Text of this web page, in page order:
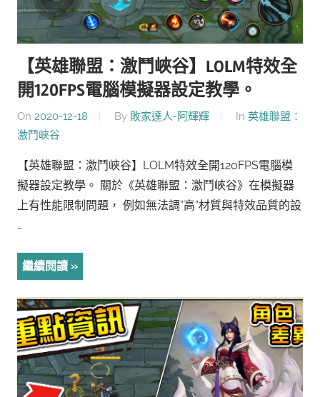
【英雄聯盟：激鬥峽谷】LOLM特效全
開120FPS電腦模擬器設定教學。
On 2020-12-18 By 敗家達人-阿輝輝 In 英雄聯盟：
激鬥峽谷
【英雄聯盟：激鬥峽谷】LOLM特效全開120FPS電腦模
擬器設定教學。 關於《英雄聯盟：激鬥峽谷》在模擬器
上有性能限制問題， 例如無法調”高”材質與特效品質的設
…
繼續閱讀